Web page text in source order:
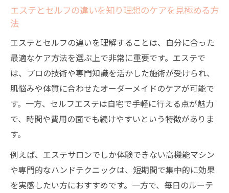
ント
エステ発セルフ美肌習慣の始め方と続け方
の工夫
セルフエステで美肌を目指すための基本ル
ーティン
セルフエステやり方のポイントと自分に合
う習慣化法
セルフエステ効果を高めるスキンケアの選
び方
本当に痩せる？自宅エステ体験談から学ぶ
エステとセルフの違いを知り理想のケアを見極める方
法
エステとセルフの違いを理解することは、自分に合った
最適なケア方法を選ぶ上で非常に重要です。エステで
は、プロの技術や専門知識を活かした施術が受けられ、
肌悩みや体質に合わせたオーダーメイドのケアが可能で
す。一方、セルフエステは自宅で手軽に行える点が魅力
で、時間や費用の面でも続けやすいという特徴がありま
す。
例えば、エステサロンでしか体験できない高機能マシン
や専門的なハンドテクニックは、短期間で集中的に効果
を実感したい方におすすめです。一方で、毎日のルーテ